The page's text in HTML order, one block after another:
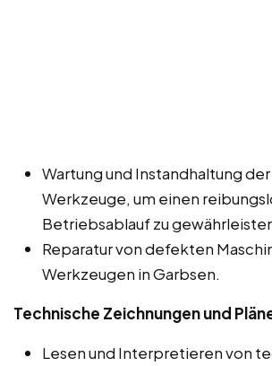
Wartung und Instandhaltung
Werkzeuge, um einen
Betriebsablauf zu
Reparatur von defekten
Werkzeugen in Garbsen.
Technische Zeichnungen und
Lesen und Interpretieren von